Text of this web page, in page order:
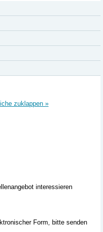
zuklappen »
interessieren
Form, bitte senden